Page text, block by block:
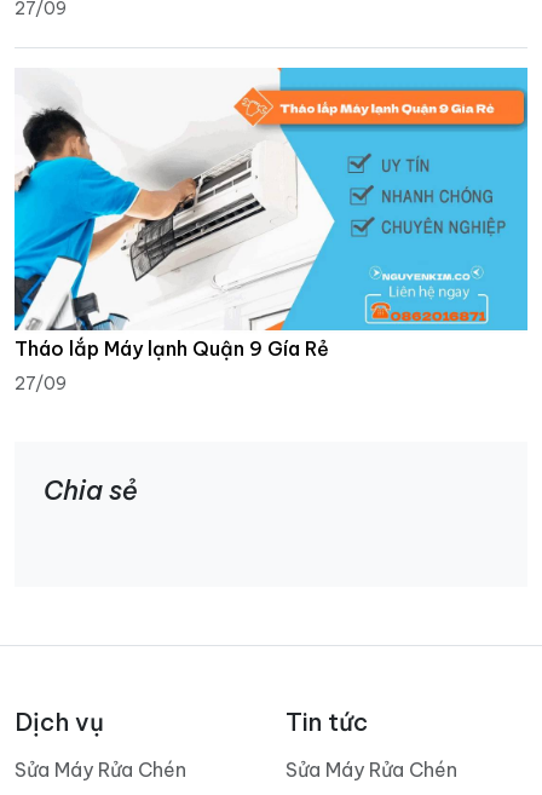
27/09
Tháo lắp Máy lạnh Quận 9 Gía Rẻ
27/09
Chia sẻ
Dịch vụ
Sửa Máy Rửa Chén
Tin tức
Sửa Máy Rửa Chén